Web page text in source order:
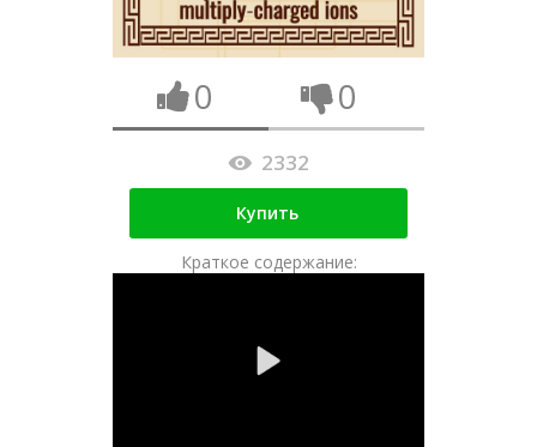
0 0
2332
Купить
Краткое содержание: